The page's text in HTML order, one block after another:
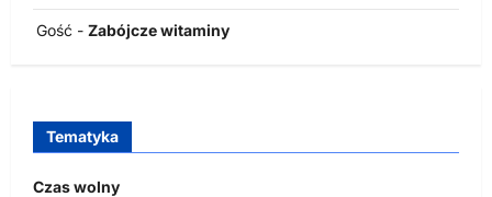
Gość - Zabójcze witaminy
Tematyka
Czas wolny